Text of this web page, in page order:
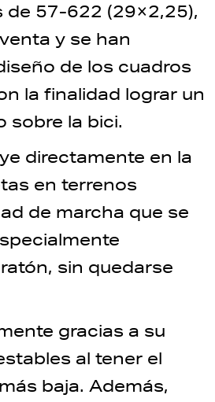
de 57-622 (29×2,25),
y se han
de los cuadros
la finalidad lograr un
sobre la bici.
directamente en la
en terrenos
de marcha que se
sin quedarse
gracias a su
al tener el
baja. Además,